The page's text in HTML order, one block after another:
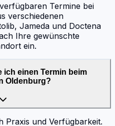
Termine bei
verschiedenen
Jameda und Doctena
Ihre gewünschte
ein.
ich einen Termin beim
Oldenburg?
Praxis und Verfügbarkeit.